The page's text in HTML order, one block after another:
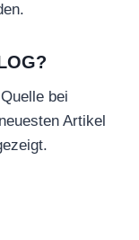
bei
Artikel